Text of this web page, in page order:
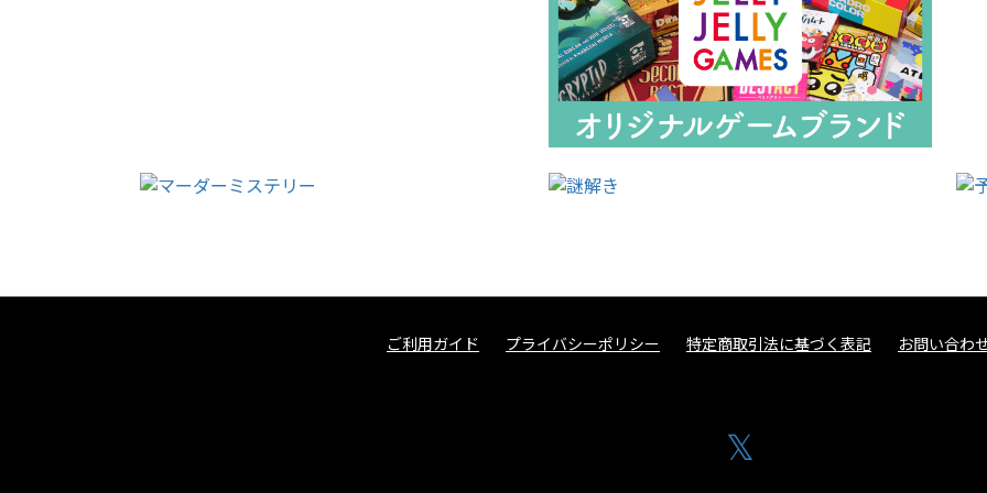
ご利用ガイド プライバシーポリシー 特定商取引法に基づく表記 お問い合わ
𝕏